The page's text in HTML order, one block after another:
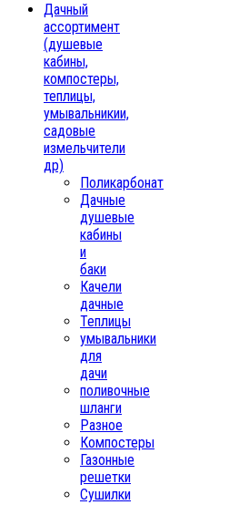
Дачный
ассортимент
(душевые
кабины,
компостеры,
теплицы,
умывальникии,
садовые
измельчители
др)
Поликарбонат
Дачные
душевые
кабины
и
баки
Качели
дачные
Теплицы
умывальники
для
дачи
поливочные
шланги
Разное
Компостеры
Газонные
решетки
Сушилки